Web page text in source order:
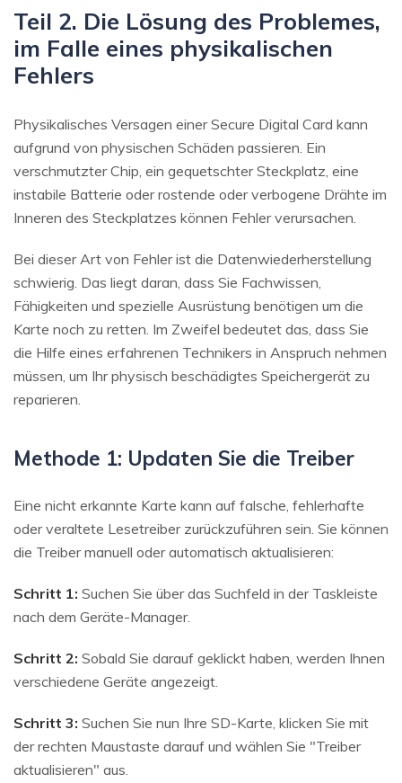
Teil 2. Die Lösung des Problemes,
im Falle eines physikalischen
Fehlers
Physikalisches Versagen einer Secure Digital Card kann
aufgrund von physischen Schäden passieren. Ein
verschmutzter Chip, ein gequetschter Steckplatz, eine
instabile Batterie oder rostende oder verbogene Drähte im
Inneren des Steckplatzes können Fehler verursachen.
Bei dieser Art von Fehler ist die Datenwiederherstellung
schwierig. Das liegt daran, dass Sie Fachwissen,
Fähigkeiten und spezielle Ausrüstung benötigen um die
Karte noch zu retten. Im Zweifel bedeutet das, dass Sie
die Hilfe eines erfahrenen Technikers in Anspruch nehmen
müssen, um Ihr physisch beschädigtes Speichergerät zu
reparieren.
Methode 1: Updaten Sie die Treiber
Eine nicht erkannte Karte kann auf falsche, fehlerhafte
oder veraltete Lesetreiber zurückzuführen sein. Sie können
die Treiber manuell oder automatisch aktualisieren:
Schritt 1: Suchen Sie über das Suchfeld in der Taskleiste
nach dem Geräte-Manager.
Schritt 2: Sobald Sie darauf geklickt haben, werden Ihnen
verschiedene Geräte angezeigt.
Schritt 3: Suchen Sie nun Ihre SD-Karte, klicken Sie mit
der rechten Maustaste darauf und wählen Sie "Treiber
aktualisieren" aus.